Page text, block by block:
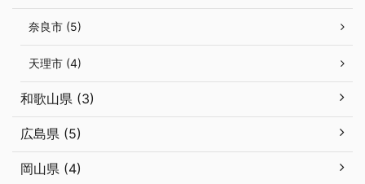
奈良市 (5)
天理市 (4)
和歌山県 (3)
広島県 (5)
岡山県 (4)